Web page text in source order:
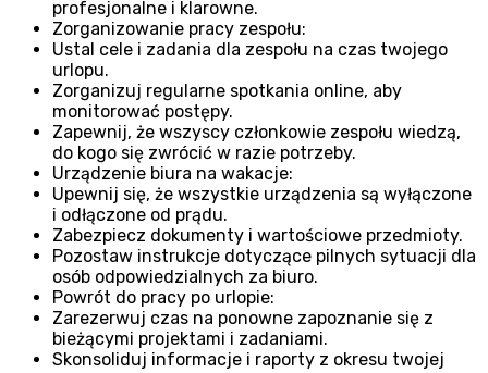
profesjonalne i klarowne.
Zorganizowanie pracy zespołu:
Ustal cele i zadania dla zespołu na czas twojego
urlopu.
Zorganizuj regularne spotkania online, aby
monitorować postępy.
Zapewnij, że wszyscy członkowie zespołu wiedzą,
do kogo się zwrócić w razie potrzeby.
Urządzenie biura na wakacje:
Upewnij się, że wszystkie urządzenia są wyłączone
i odłączone od prądu.
Zabezpiecz dokumenty i wartościowe przedmioty.
Pozostaw instrukcje dotyczące pilnych sytuacji dla
osób odpowiedzialnych za biuro.
Powrót do pracy po urlopie:
Zarezerwuj czas na ponowne zapoznanie się z
bieżącymi projektami i zadaniami.
Skonsoliduj informacje i raporty z okresu twojej